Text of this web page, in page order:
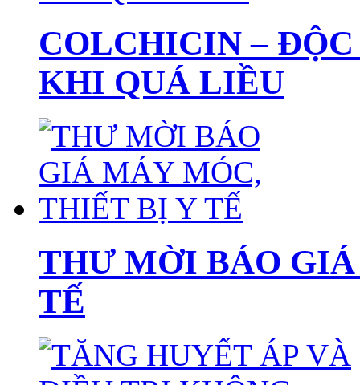
COLCHICIN –
KHI QUÁ LIỀU
THƯ MỜI BÁO
TẾ